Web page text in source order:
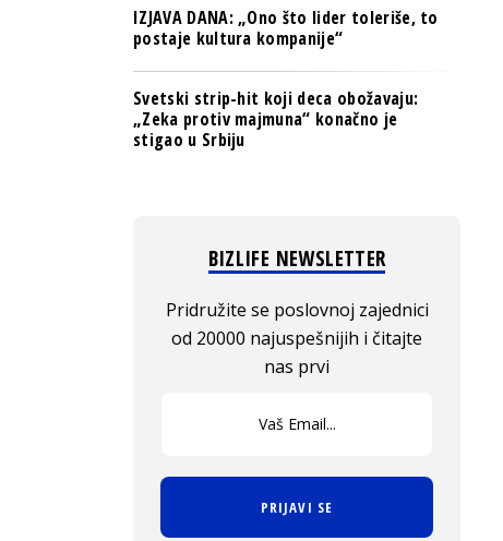
IZJAVA DANA: „Ono što lider toleriše, to
postaje kultura kompanije“
Svetski strip-hit koji deca obožavaju:
„Zeka protiv majmuna“ konačno je
stigao u Srbiju
BIZLIFE NEWSLETTER
Pridružite se poslovnoj zajednici
od 20000 najuspešnijih i čitajte
nas prvi
PRIJAVI SE